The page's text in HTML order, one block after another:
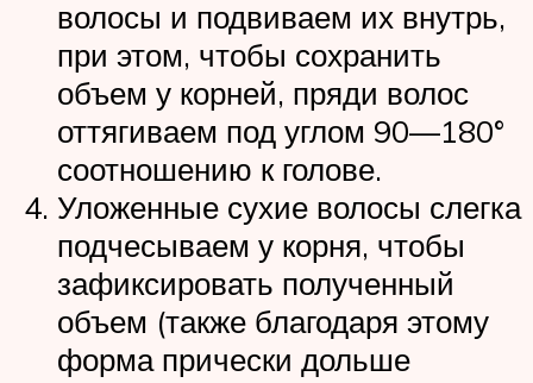
волосы и подвиваем их внутрь,
при этом, чтобы сохранить
объем у корней, пряди волос
оттягиваем под углом 90—180°
соотношению к голове.
Уложенные сухие волосы слегка
подчесываем у корня, чтобы
зафиксировать полученный
объем (также благодаря этому
форма прически дольше